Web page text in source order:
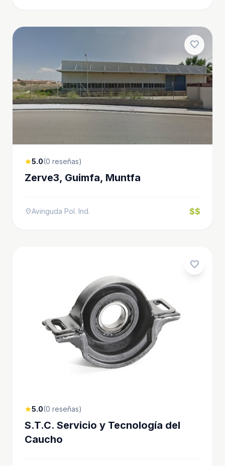
favorite
star5.0(0 reseñas)
Zerve3, Guimfa, Muntfa
location_onAvinguda Pol. Ind. $$
favorite
star5.0(0 reseñas)
S.T.C. Servicio y Tecnología del
Caucho